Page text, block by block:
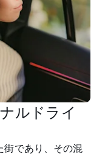
ルドライ
街であり、その混